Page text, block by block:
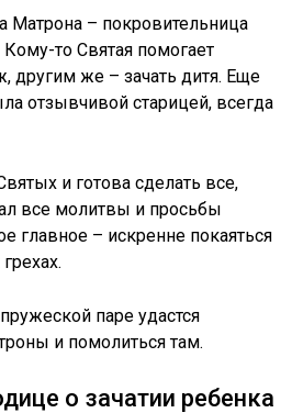
Матрона – покровительница
то Святая помогает
другим же – зачать дитя. Еще
отзывчивой старицей, всегда
и готова сделать все,
все молитвы и просьбы
главное – искренне покаяться
паре удастся
и помолиться там.
о зачатии ребенка